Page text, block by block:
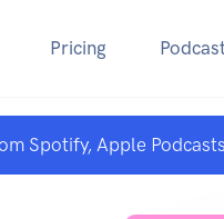
Pricing
Spotify, Apple